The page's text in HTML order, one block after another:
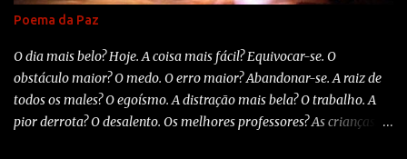
eram necessário para a borboleta vencer esta barreira. Era o
fortaleceria e ela estaria pronta para voar assim que se libertasse
do casulo. Algumas vezes o esforço é tudo que precisamos na...
Poema da Paz
O dia mais belo? Hoje. A coisa mais fácil? Equivocar-se. O
obstáculo maior? O medo. O erro maior? Abandonar-se. A raiz de
todos os males? O egoísmo. A distração mais bela? O trabalho. A
pior derrota? O desalento. Os melhores professores? As crianças. A